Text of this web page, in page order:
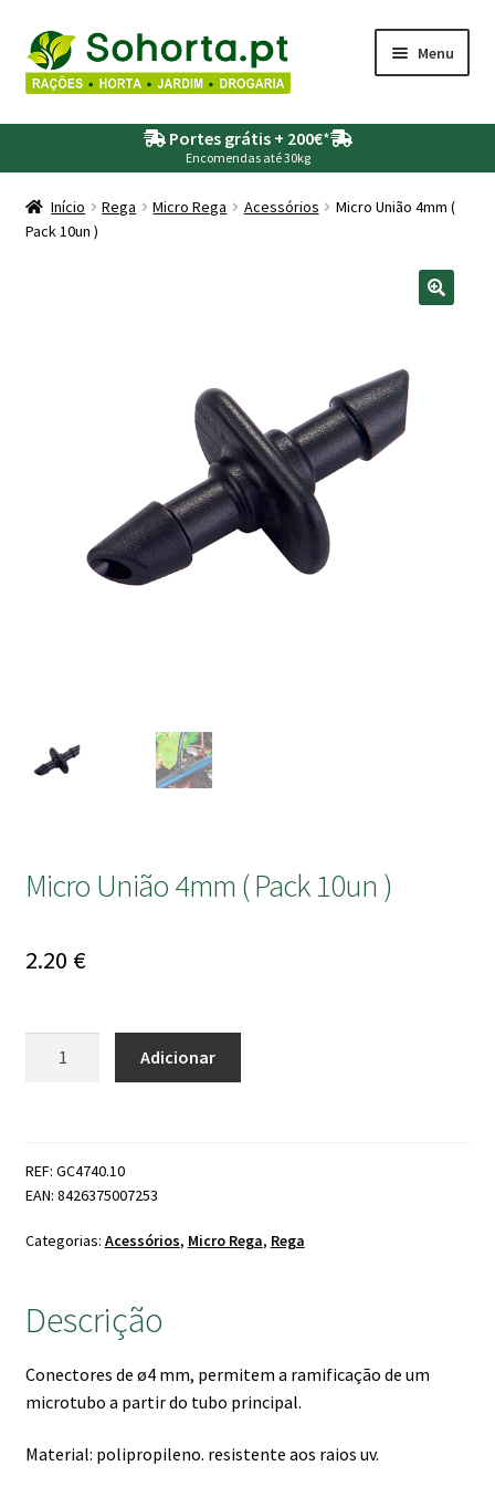
Ir
para
a
navegação
Saltar
para
o
conteúdo
Menu
Agricultura
Drogaria
Portes grátis + 200€*
Encomendas até 30kg
Início Rega Micro Rega Acessórios
Micro União 4mm (
Pack 10un )
Micro União 4mm ( Pack 10un )
2.20 €
(
10un
Adicionar
REF: GC4740.10
EAN: 8426375007253
Categorias: Acessórios, Micro Rega, Rega
Descrição
Conectores de ø4 mm, permitem a ramificação de um
microtubo a partir do tubo principal.
Material: polipropileno. resistente aos raios uv.